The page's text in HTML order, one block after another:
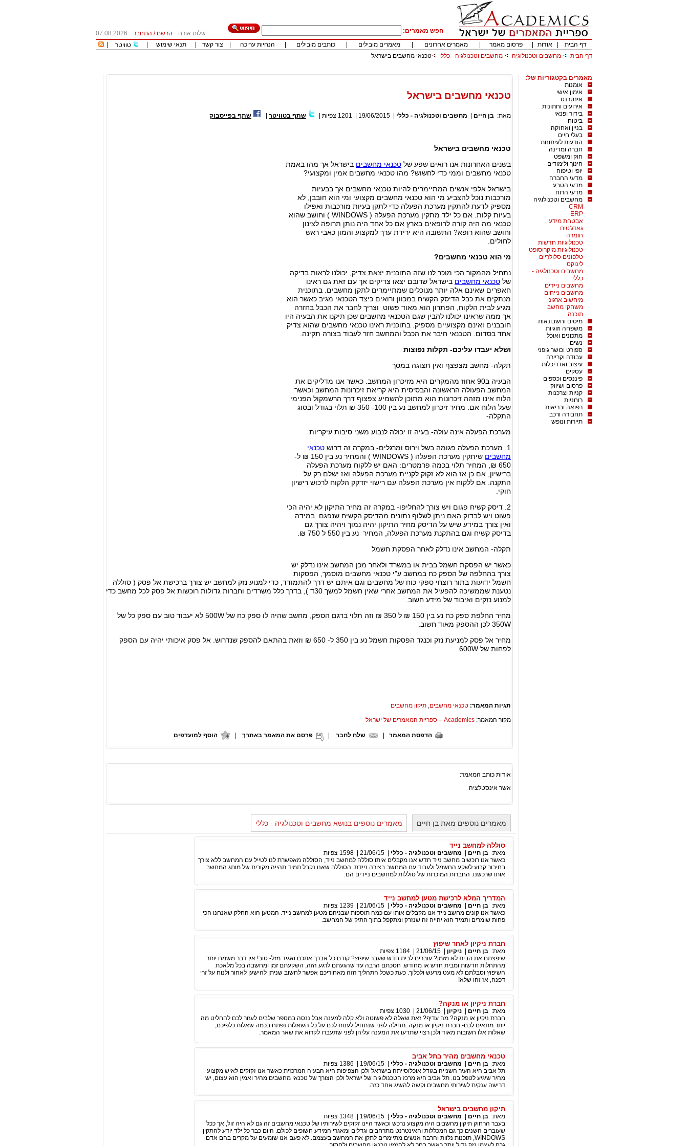
חפש מאמרים: שלום אורח הרשם / התחבר
07.08.2026
דף הבית
אודות פרסום מאמר מאמרים אחרונים מאמרים מובילים כותבים מובילים הנחיות עריכה צור קשר תנאי שימוש טוויטר
דף הבית
מחשבים וטכנולוגיה מחשבים וטכנולגיה - כללי טכנאי מחשבים בישראל
מאמרים בקטגוריות של:
אומנות
אימון אישי
אינטרנט
אירועים וחתונות
בידור ופנאי
ביטוח
בניין ואחזקה
בעלי חיים
הודעות לעיתונות
חברה ומדינה
חוק ומשפט
חינוך ולימודים
יופי וטיפוח
מדעי החברה
מדעי הטבע
מדעי הרוח
מחשבים וטכנולוגיה
CRM
ERP
אבטחת מידע
גאדג'טים
חומרה
טכנולוגיות חדשות
טכנולוגיות מיקרוסופט
טלפונים סלולריים
לינוקס
מחשבים וטכנולגיה -
כללי
מחשבים ניידים
מחשבים נייחים
מיחשוב ארגוני
משחקי מחשב
תוכנה
מיסים וחשבונאות
משפחה וזוגיות
מתכונים ואוכל
נשים
ספורט וכושר גופני
עבודה וקריירה
עיצוב ואדריכלות
עסקים
פיננסים וכספים
פרסום ושיווק
קניות וצרכנות
רוחניות
רפואה ובריאות
תחבורה ורכב
תיירות ונופש
טכנאי מחשבים בישראל
מאת: בן חיים מחשבים וטכנולגיה - כללי 19/06/2015
1201 צפיות שתף בטוויטר שתף בפייסבוק
טכנאי מחשבים בישראל
בשנים האחרונות אנו רואים שפע של טכנאי מחשבים בישראל אך מהו באמת
טכנאי מחשבים וממי כדי לחשוש? מהו טכנאי מחשבים אמין ומקצועי?
בישראל אלפי אנשים המתיימרים להיות טכנאי מחשבים אך בבעיות
מורכבות נוכל להצביע מי הוא טכנאי מחשבים מקצועי ומי הוא חובבן, לא
מספיק לדעת להתקין מערכת הפעלה כדי לתקן בעיות מורכבות ואפילו
בעיות קלות. אם כל ילד מתקין מערכת הפעלה ( WINDOWS ) וחושב שהוא
טכנאי מה היה קורה לרופאים בארץ אם כל אחד היה נותן תרופה לצינון
וחושב שהוא רופא? התשובה היא ירידת ערך למקצוע והמון כאבי ראש
לחולים.
מי הוא טכנאי מחשבים?
נתחיל מהמקור הכי מוכר לנו שזה התוכנית יצאת צדיק, יכולנו לראות בדיקה
של טכנאי מחשבים בישראל שרובם יצאו צדיקים אך עם זאת גם ראינו
חאפרים שאינם אלה יותר מנוכלים שמתיימרים לתקן מחשבים. בתוכנית
מנתקים את כבל הדיסק הקשיח במכוון ורואים כיצד הטכנאי מגיב כאשר הוא
מגיע לבית הלקוח, הפתרון הוא מאוד פשוט וצריך לחבר את הכבל בחזרה
אך ממה שראינו יכולנו להבין שגם הטכנאי מחשבים שכן תיקנו את הבעיה היו
חובבנים ואינם מקצועיים מספיק. בתוכנית ראינו טכנאי מחשבים שהוא צדיק
אחד בסדום. הטכנאי חיבר את הכבל והמחשב חזר לעבוד בצורה תקינה.
ושלא יעבדו עליכם- תקלות נפוצות
תקלה- מחשב מצפצף ואין תצוגה במסך
הבעיה ב90 אחוז מהמקרים היא מזיכרון המחשב. כאשר אנו מדליקים את
המחשב הפעולה הראשונה והבסיסית היא קריאת זיכרונות המחשב וכאשר
הלוח אינו מזהה זיכרונות הוא מתוכן להשמיע צפצוף דרך הרשמקול הפנימי
שעל הלוח אם. מחיר זיכרון למחשב נע בין 100- 350 ₪ תלוי בגודל ובסוג
התקלה-
מערכת הפעלה אינה עולה- בעיה זו יכולה לנבוע משני סיבות עיקריות
1. מערכת הפעלה פגומה בשל וירוס ומרגלים- במקרה זה דרוש
טכנאי
מחשבים
שיתקין מערכת הפעלה ( WINDOWS ) והמחיר נע בין 150 ₪ ל-
650 ₪, המחיר תלוי בכמה פרמטרים: האם יש ללקוח מערכת הפעלה
ברישיון, אם כן אז הוא לא זקוק לקניית מערכת הפעלה ואז ישלם רק על
התקנה. אם ללקוח אין מערכת הפעלה עם רישוי יזדקק הלקוח לרכוש רישיון
חוקי.
2. דיסק קשיח פגום ויש צורך להחליפו- במקרה זה מחיר התיקון לא יהיה הכי
פשוט ויש לבדוק האם ניתן לשלוף נתונים מהדיסק הקשיח שנפגם. במידה
ואין צורך במידע שיש על הדיסק מחיר התיקון יהיה נמוך ויהיה צורך גם
בדיסק קשיח וגם בהתקנת מערכת הפעלה, המחיר נע בין 550 ל 750 ₪.
תקלה- המחשב אינו נדלק לאחר הפסקת חשמל
כאשר יש הפסקת חשמל בבית או במשרד ולאחר מכן המחשב אינו נדלק יש
צורך בהחלפה של הספק כח במחשב ע"י טכנאי מחשבים מוסמך, הפסקות
חשמל ידועות בתור רוצחי ספקי כוח של מחשבים וגם איתם יש דרך להתמודד, כדי למנוע נזק למחשב יש צורך ברכישת אל פסק ( סוללה
נטענת שממשיכה להפעיל את המחשב אחרי שאין חשמל למשך 30ד ), בדרך כלל משרדים וחברות גדולות רוכשות אל פסק לכל מחשב כדי
למנוע נזקים ואיבוד של מידע חשוב.
מחיר החלפת ספק כח נע בין 150 ₪ ל 350 ₪ וזה תלוי בדגם הספק, מחשב שהיה לו ספק כח של 500W לא יעבוד טוב עם ספק כל של
350W לכן ההספק מאוד חשוב.
מחיר אל פסק למניעת נזק וכנגד הפסקות חשמל נע בין 350 ל- 650 ₪ וזאת בהתאם להספק שנדרוש. אל פסק איכותי יהיה עם הספק
לפחות של 600W.
תגיות המאמר: טכנאי מחשבים, תיקון מחשבים
מקור המאמר: Academics – ספריית המאמרים של ישראל
הדפסת המאמר שלח לחבר פרסם את המאמר באתרך | הוסף למועדפים
אודות כותב המאמר:
אשר אינסטלציה
מאמרים נוספים מאת בן חיים מאמרים נוספים בנושא מחשבים וטכנולגיה - כללי
סוללה למחשב נייד
מאת: בן חיים מחשבים וטכנולגיה - כללי 21/06/15
1598 צפיות
כאשר אנו רוכשים מחשב נייד חדש אנו מקבלים איתו סוללה למחשב נייד, הסוללה מאפשרת לנו לטייל עם המחשב ללא צורך
בחיבור קבוע לשקע החשמל ולעבוד עם המחשב בצורה ניידת. הסוללה שאנו נקבל תמיד תהייה מקורית של מותג המחשב
אותו שרכשנו. החברות המוכרות של סוללות למחשבים ניידים הם:
המדריך המלא לרכישת מטען למחשב נייד
מאת: בן חיים מחשבים וטכנולגיה - כללי 21/06/15
1239 צפיות
כאשר אנו קונים מחשב נייד אנו מקבלים אותו עם כמה תוספות שבניהם מטען למחשב נייד. המטען הוא החלק שאנחנו הכי
פחות שומרים ותמיד הוא יהייה זה שנזרק ומתקפל בתוך התיק של המחשב.
חברת ניקיון לאחר שיפוץ
מאת: בן חיים ניקיון 21/06/15
1184 צפיות
שיפצתם את הבית לא מזמן? עוברים לבית חדש שעבר שיפוץ? קודם כל אברך אתכם ואגיד מזל- טוב! אין דבר משמח יותר
מהתחלות חדשות ומבית חדש או מחודש. חסכתם הרבה עד שהגעתם לרגע הזה, השקעתם זמן ומחשבה בכל מלאכת
השיפוץ וסבלתם לא מעט מרעש ולכלוך. כעת כשכל התהליך הזה מאחוריכם אפשר לחשוב שניתן להישען לאחור ולנוח על זרי
דפנה, אז זהו שלא!
חברת ניקיון או מנקה?
מאת: בן חיים ניקיון 21/06/15
1030 צפיות
חברת ניקיון או מנקה? מה עדיף? זאת שאלה לא פשוטה ולא קלה למענה אבל ננסה במספר שלבים לעזור לכם להחליט מה
יותר מתאים לכם- חברת ניקיון או מנקה. תחילה לפני שנתחיל לענות לכם על כל השאלות נפתח בכמה שאלות כלפיכם,
שאלות אלו חשובות מאוד ולכן רצוי שתדעו את המענה עליהן לפני שתעברו לקרוא את שאר המאמר.
טכנאי מחשבים מהיר בתל אביב
מאת: בן חיים מחשבים וטכנולגיה - כללי 19/06/15
1386 צפיות
תל אביב היא העיר השנייה בגודל אוכלוסייתה בישראל ולכן הצפיפות היא הבעיה המרכזית כאשר אנו זקוקים לאיש מקצוע
מהיר שיגיע לטפל בנו. תל אביב היא מרכז הטכנולוגיה של ישראל ולכן הצורך של טכנאי מחשבים מהיר ואמין הוא עצום, יש
דרישה ענקית לשירותי מחשבים וקשה להשיג אחד כזה.
תיקון מחשבים בישראל
מאת: בן חיים מחשבים וטכנולגיה - כללי 19/06/15
1348 צפיות
בעבר הרחוק תיקון מחשבים היה מקצוע נרכש וכאשר היינו זקוקים לשירותיו של טכנאי מחשבים זה גם לא היה זול, אך ככל
שעוברים השנים כך גם המכללות והאינטרנט מתרחבים וגדלים ומאגרי המידע חשופים לכולם. היום כבר כל ילד יודע להתקין
WINDOWS, תוכנות נלוות והרבה אנשים מתיימרים לתקן את המחשב בעצמם. לא פעם אנו שומעים על מקרים בהם אדם